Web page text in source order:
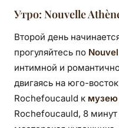
Утро: Nouvelle
Второй день
прогуляйтесь по
интимной и
двигаясь на юго-
Rochefoucauld к музею
Rochefoucauld, 8